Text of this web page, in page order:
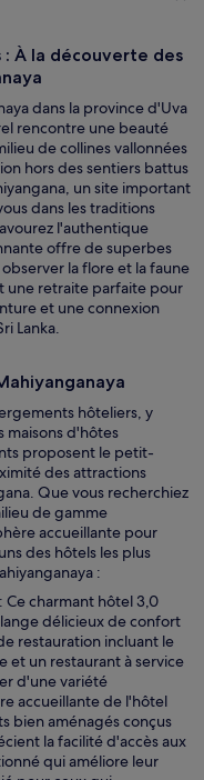
: À la découverte des
dans la province d'Uva
rencontre une beauté
de collines vallonnées
hors des sentiers battus
un site important
dans les traditions
l'authentique
offre de superbes
la flore et la faune
une retraite parfaite pour
et une connexion
Lanka.
hôteliers, y
maisons d'hôtes
proposent le petit-
des attractions
Que vous recherchiez
de gamme
accueillante pour
des hôtels les plus
:
S: Ce charmant hôtel 3,0
délicieux de confort
restauration incluant le
et un restaurant à service
d'une variété
accueillante de l'hôtel
bien aménagés conçus
la facilité d'accès aux
qui améliore leur